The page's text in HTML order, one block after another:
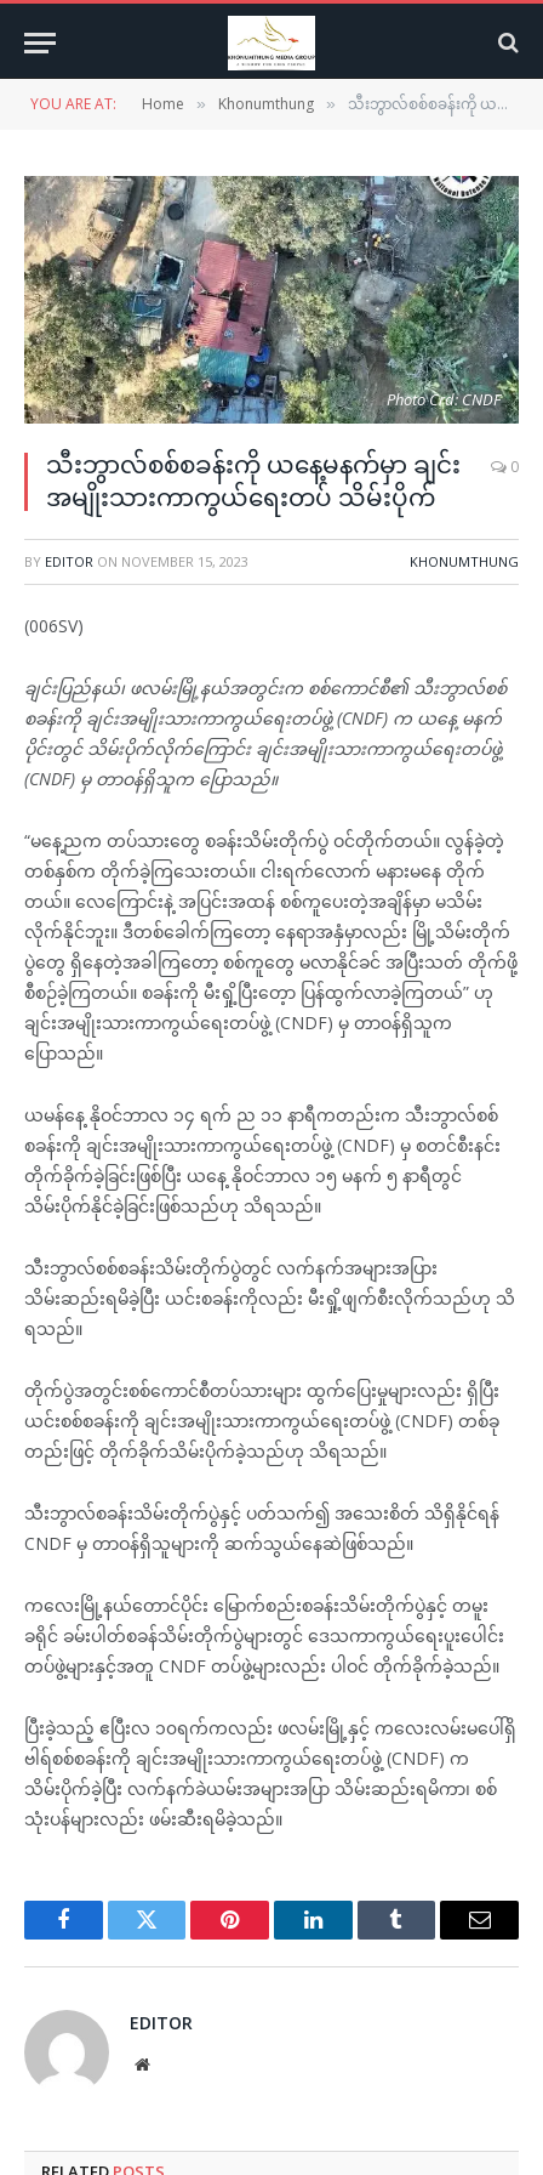
YOU ARE AT: Home » Khonumthung » သီးဘွာလ်စစ်စခန်းကို ယနေ့မနက်မှာ ချင်းအမျိုးသားကာကွယ်ရေးတပ် သိမ်းပိုက်
Photo Crd: CNDF
သီးဘွာလ်စစ်စခန်းကို ယနေ့မနက်မှာ ချင်း
အမျိုးသားကာကွယ်ရေးတပ် သိမ်းပိုက်
0
BY EDITOR ON NOVEMBER 15, 2023 KHONUMTHUNG
(006SV)
ချင်းပြည်နယ်၊ ဖလမ်းမြို့နယ်အတွင်းက စစ်ကောင်စီ၏ သီးဘွာလ်စစ်
စခန်းကို ချင်းအမျိုးသားကာကွယ်ရေးတပ်ဖွဲ့ (CNDF) က ယနေ့ မနက်
ပိုင်းတွင် သိမ်းပိုက်လိုက်ကြောင်း ချင်းအမျိုးသားကာကွယ်ရေးတပ်ဖွဲ့
(CNDF) မှ တာဝန်ရှိသူက ပြောသည်။
“မနေ့ညက တပ်သားတွေ စခန်းသိမ်းတိုက်ပွဲ ဝင်တိုက်တယ်။ လွန်ခဲ့တဲ့
တစ်နှစ်က တိုက်ခဲ့ကြသေးတယ်။ ငါးရက်လောက် မနားမနေ တိုက်
တယ်။ လေကြောင်းနဲ့ အပြင်းအထန် စစ်ကူပေးတဲ့အချိန်မှာ မသိမ်း
လိုက်နိုင်ဘူး။ ဒီတစ်ခေါက်ကြတော့ နေရာအနှံမှာလည်း မြို့သိမ်းတိုက်
ပွဲတွေ ရှိနေတဲ့အခါကြတော့ စစ်ကူတွေ မလာနိုင်ခင် အပြီးသတ် တိုက်ဖို့
စီစဉ်ခဲ့ကြတယ်။ စခန်းကို မီးရှို့ပြီးတေ့ာ ပြန်ထွက်လာခဲ့ကြတယ်” ဟု
ချင်းအမျိုးသားကာကွယ်ရေးတပ်ဖွဲ့ (CNDF) မှ တာဝန်ရှိသူက
ပြောသည်။
ယမန်နေ့ နိုဝင်ဘာလ ၁၄ ရက် ည ၁၁ နာရီကတည်းက သီးဘွာလ်စစ်
စခန်းကို ချင်းအမျိုးသားကာကွယ်ရေးတပ်ဖွဲ့ (CNDF) မှ စတင်စီးနင်း
တိုက်ခိုက်ခဲ့ခြင်းဖြစ်ပြီး ယနေ့ နိုဝင်ဘာလ ၁၅ မနက် ၅ နာရီတွင်
သိမ်းပိုက်နိုင်ခဲ့ခြင်းဖြစ်သည်ဟု သိရသည်။
သီးဘွာလ်စစ်စခန်းသိမ်းတိုက်ပွဲတွင် လက်နက်အများအပြား
သိမ်းဆည်းရမိခဲ့ပြီး ယင်းစခန်းကိုလည်း မီးရှို့ဖျက်စီးလိုက်သည်ဟု သိ
ရသည်။
တိုက်ပွဲအတွင်းစစ်ကောင်စီတပ်သားများ ထွက်ပြေးမှုများလည်း ရှိပြီး
ယင်းစစ်စခန်းကို ချင်းအမျိုးသားကာကွယ်ရေးတပ်ဖွဲ့ (CNDF) တစ်ခု
တည်းဖြင့် တိုက်ခိုက်သိမ်းပိုက်ခဲ့သည်ဟု သိရသည်။
သီးဘွာလ်စခန်းသိမ်းတိုက်ပွဲနှင့် ပတ်သက်၍ အသေးစိတ် သိရှိနိုင်ရန်
CNDF မှ တာဝန်ရှိသူများကို ဆက်သွယ်နေဆဲဖြစ်သည်။
ကလေးမြို့နယ်တောင်ပိုင်း မြောက်စည်းစခန်းသိမ်းတိုက်ပွဲနှင့် တမူး
ခရိုင် ခမ်းပါတ်စခန်သိမ်းတိုက်ပွဲများတွင် ဒေသကာကွယ်ရေးပူးပေါင်း
တပ်ဖွဲ့များနှင့်အတူ CNDF တပ်ဖွဲ့များလည်း ပါဝင် တိုက်ခိုက်ခဲ့သည်။
ပြီးခဲ့သည့် ဧပြီးလ ၁၀ရက်ကလည်း ဖလမ်းမြို့နှင့် ကလေးလမ်းမပေါ်ရှိ
ဗါရ်စစ်စခန်းကို ချင်းအမျိုးသားကာကွယ်ရေးတပ်ဖွဲ့ (CNDF) က
သိမ်းပိုက်ခဲ့ပြီး လက်နက်ခဲယမ်းအများအပြာ သိမ်းဆည်းရမိကာ၊ စစ်
သုံးပန်များလည်း ဖမ်းဆီးရမိခဲ့သည်။
FacebookTwitter Pinterest LinkedInTumblr Email
EDITOR
Website